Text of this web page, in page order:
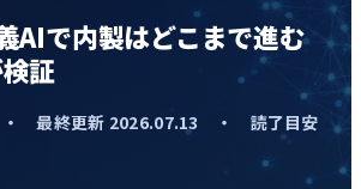
AIで内製はどこまで進む
証
最終更新 2026.07.13 ・ 読了目安